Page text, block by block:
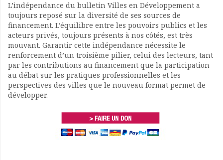
L’indépendance du bulletin Villes en Développement a
toujours reposé sur la diversité de ses sources de
financement. L’équilibre entre les pouvoirs publics et les
acteurs privés, toujours présents à nos côtés, est très
mouvant. Garantir cette indépendance nécessite le
renforcement d’un troisième pilier, celui des lecteurs, tant
par les contributions au financement que la participation
au débat sur les pratiques professionnelles et les
perspectives des villes que le nouveau format permet de
développer.